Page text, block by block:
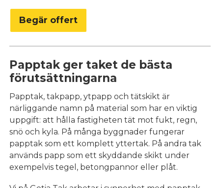
Begär offert
Papptak ger taket de bästa
förutsättningarna
Papptak, takpapp, ytpapp och tätskikt är
närliggande namn på material som har en viktig
uppgift: att hålla fastigheten tät mot fukt, regn,
snö och kyla. På många byggnader fungerar
papptak som ett komplett yttertak. På andra tak
används papp som ett skyddande skikt under
exempelvis tegel, betongpannor eller plåt.